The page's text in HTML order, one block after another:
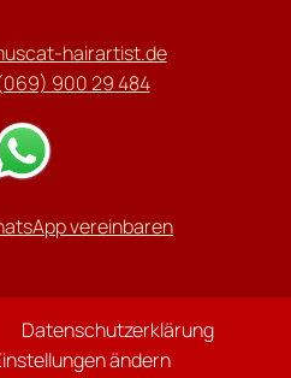
hairartist.de
900 29 484
vereinbaren
Datenschutzerklärung
ändern